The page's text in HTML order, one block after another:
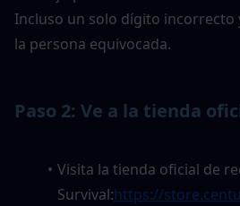
Incluso un solo dígito incorrecto
la persona equivocada.
Paso 2: Ve a la tienda
Visita la tienda oficial de
Survival:https://